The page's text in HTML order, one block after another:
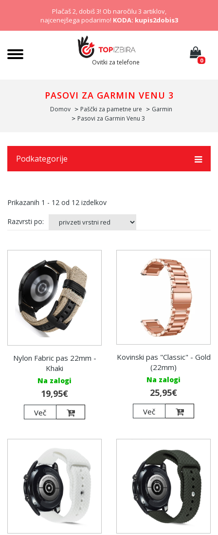
Plačaš 2, dobiš 3! Ob naročilu 3 artiklov,
najcenejšega podarimo! KODA: kupis2dobis3
Ovitki za telefone 0
PASOVI ZA GARMIN VENU 3
Domov Paščki za pametne ure
Garmin
Pasovi za Garmin Venu 3
Podkategorije
Prikazanih 1 - 12 od 12 izdelkov
Razvrsti po:
Nylon Fabric pas 22mm -
Khaki
Na zalogi
19,95€
Več
Kovinski pas "Classic" - Gold
(22mm)
Na zalogi
25,95€
Več